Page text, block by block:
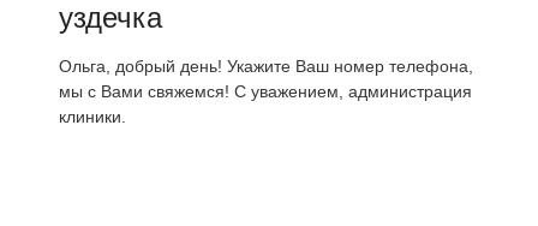
уздечка
Ольга, добрый день! Укажите Ваш номер телефона,
мы с Вами свяжемся! С уважением, администрация
клиники.